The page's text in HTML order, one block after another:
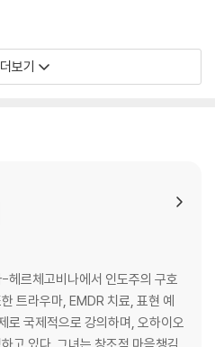
만성 트라우마? / 균형 있게 접근하기
기 탐색(계속)
진단 / PTSD를 넘어서 / 삼중뇌의
치유 문화 / 회복 전략: ‘베스트 히트
회복 과정이 주는 유익 •95
회복 프로그램의 유래 / 맑은 정신의
연한 언어 / 정화의 기회들 / 또 다른
있다면 / 회복 전략: 12단계 대안 프로
보기
헤르체고비나에서 인도주의 구호
트라우마, EMDR 치료, 표현 예
로 국제적으로 강의하며, 오하이오